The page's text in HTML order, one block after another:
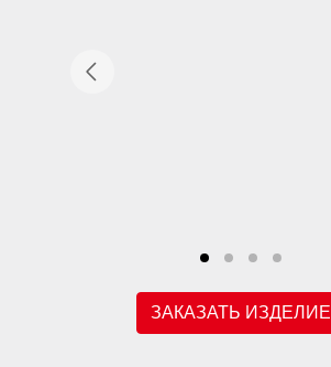
ЗАКАЗАТЬ ИЗДЕЛИЕ